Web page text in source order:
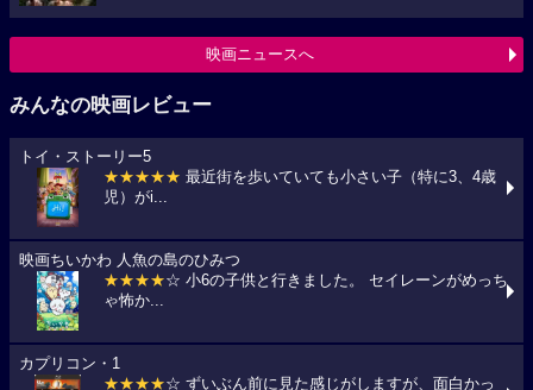
映画ニュースへ
みんなの映画レビュー
トイ・ストーリー5
★★★★★ 最近街を歩いていても小さい子（特に3、4歳
児）がi...
映画ちいかわ 人魚の島のひみつ
★★★★☆ 小6の子供と行きました。 セイレーンがめっち
ゃ怖か...
カプリコン・1
★★★★☆ ずいぶん前に見た感じがしますが、面白かっ